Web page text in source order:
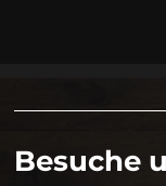
Besuche